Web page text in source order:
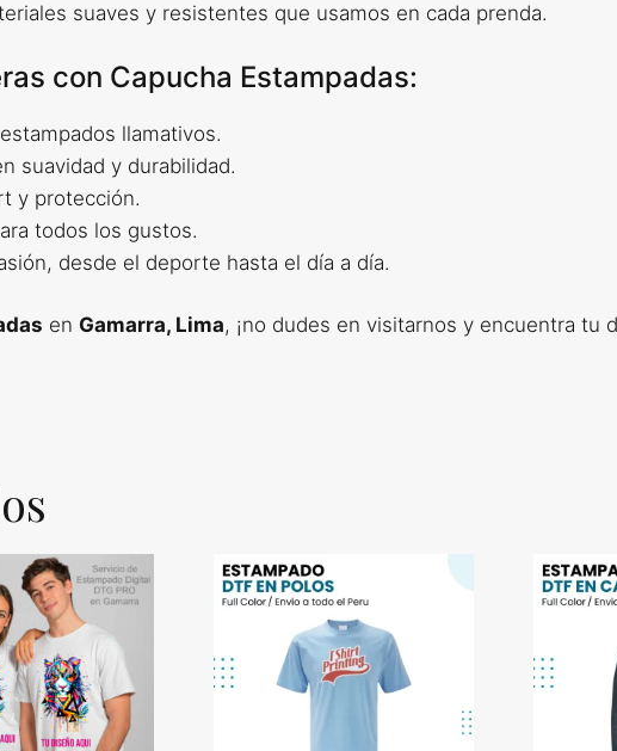
suaves y resistentes que usamos en cada prenda.
con Capucha Estampadas:
llamativos.
suavidad y durabilidad.
y protección.
todos los gustos.
desde el deporte hasta el día a día.
en Gamarra, Lima, ¡no dudes en visitarnos y encuentra tu